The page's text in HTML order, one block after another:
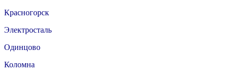
Красногорск
Электросталь
Одинцово
Коломна